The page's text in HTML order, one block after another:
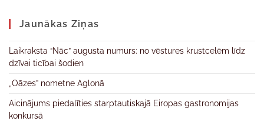
Jaunākas Ziņas
Laikraksta “Nāc” augusta numurs: no vēstures krustcelēm līdz
dzīvai ticībai šodien
„Oāzes” nometne Aglonā
Aicinājums piedalīties starptautiskajā Eiropas gastronomijas
konkursā